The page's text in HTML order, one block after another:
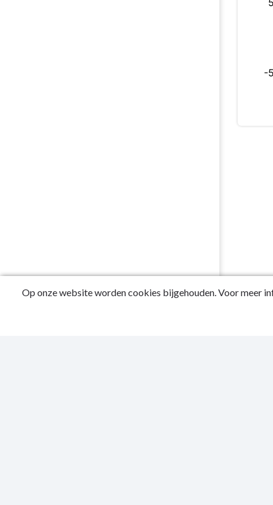
Op onze website worden cookies bijgehouden. Voor meer